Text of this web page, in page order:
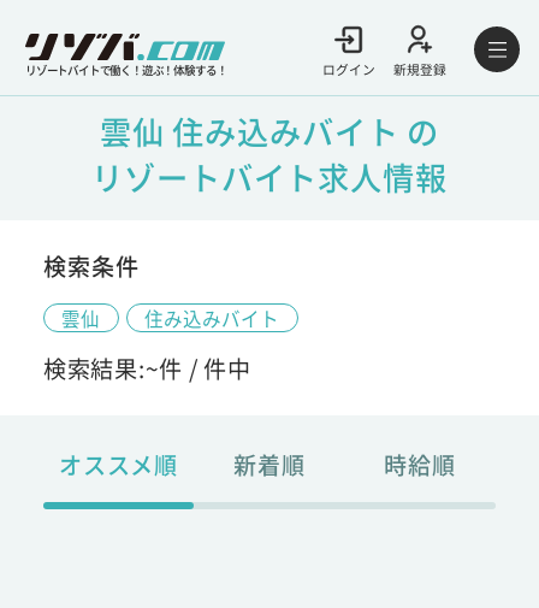
リゾートバイトで働く！遊ぶ！体験する！ ログイン 新規登録
雲仙 住み込みバイト の
リゾートバイト求人情報
検索条件
雲仙 住み込みバイト
検索結果:~件 /件中
オススメ順 新着順 時給順